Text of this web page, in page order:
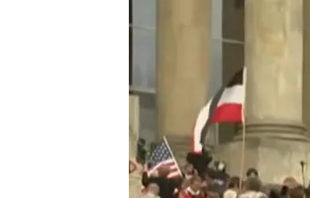
30 AGO 2020 - 18:30h.
Políticos de
manifestación
Unos 3.000
los agentes